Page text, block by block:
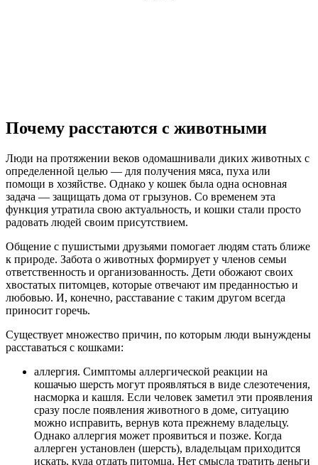
Почему расстаются с животными
Люди на протяжении веков одомашнивали диких животных с
определенной целью — для получения мяса, пуха или
помощи в хозяйстве. Однако у кошек была одна основная
задача — защищать дома от грызунов. Со временем эта
функция утратила свою актуальность, и кошки стали просто
радовать людей своим присутствием.
Общение с пушистыми друзьями помогает людям стать ближе
к природе. Забота о животных формирует у членов семьи
ответственность и организованность. Дети обожают своих
хвостатых питомцев, которые отвечают им преданностью и
любовью. И, конечно, расставание с таким другом всегда
приносит горечь.
Существует множество причин, по которым люди вынуждены
расставаться с кошками:
аллергия. Симптомы аллергической реакции на
кошачью шерсть могут проявляться в виде слезотечения,
насморка и кашля. Если человек заметил эти проявления
сразу после появления животного в доме, ситуацию
можно исправить, вернув кота прежнему владельцу.
Однако аллергия может проявиться и позже. Когда
аллерген установлен (шерсть), владельцам приходится
искать, куда отдать питомца. Нет смысла тратить деньги